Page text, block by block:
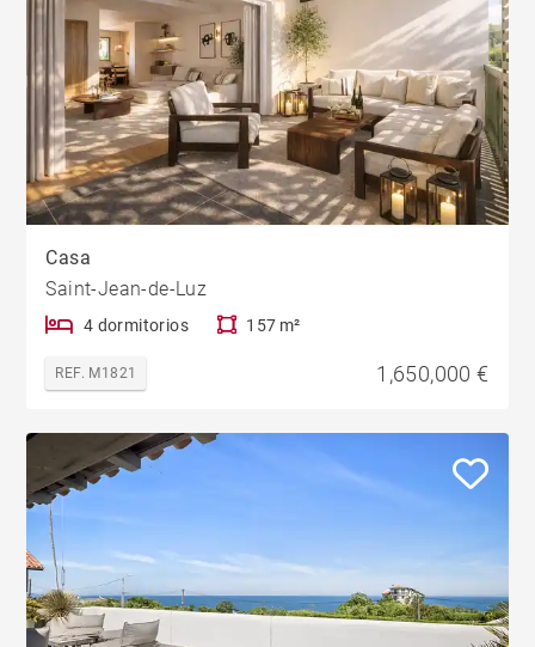
Casa
Saint-Jean-de-Luz
4 dormitorios 157 m²
REF. M1821 1,650,000 €